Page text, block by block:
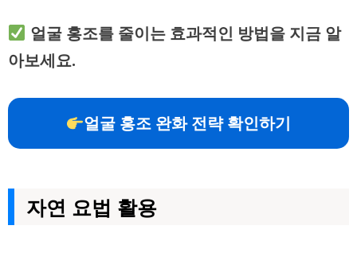
얼굴 홍조를 줄이는 효과적인 방법을 지금 알
아보세요.
얼굴 홍조 완화 전략 확인하기
자연 요법 활용